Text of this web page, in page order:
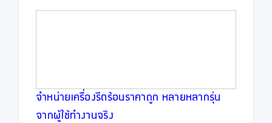
จำหน่ายเครื่องรีดร้อนราคาถูก หลายหลากรุ่น
จากผู้ใช้ทำงานจริง